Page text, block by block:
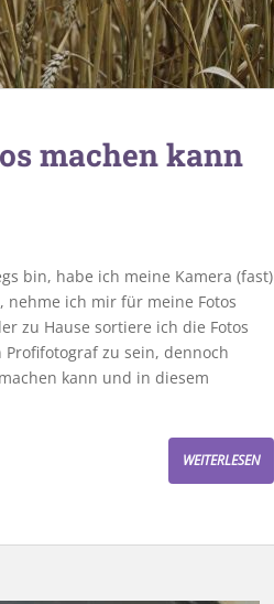
machen kann
bin, habe ich meine Kamera (fast)
ich mir für meine Fotos
zu Hause sortiere ich die Fotos
zu sein, dennoch
kann und in diesem
WEITERLESEN